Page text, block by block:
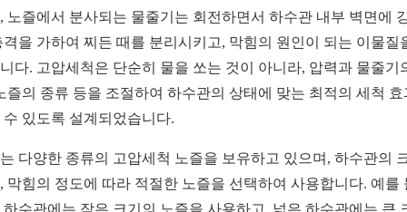
노즐에서 분사되는 물줄기는 회전하면서 하수관 내부 벽면에
격을 가하여 찌든 때를 분리시키고, 막힘의 원인이 되는 이물질
다. 고압세척은 단순히 물을 쏘는 것이 아니라, 압력과 물줄기
즐의 종류 등을 조절하여 하수관의 상태에 맞는 최적의 세척 효
수 있도록 설계되었습니다.
다양한 종류의 고압세척 노즐을 보유하고 있으며, 하수관의
막힘의 정도에 따라 적절한 노즐을 선택하여 사용합니다. 예를
하수관에는 작은 크기의 노즐을 사용하고, 넓은 하수관에는 큰